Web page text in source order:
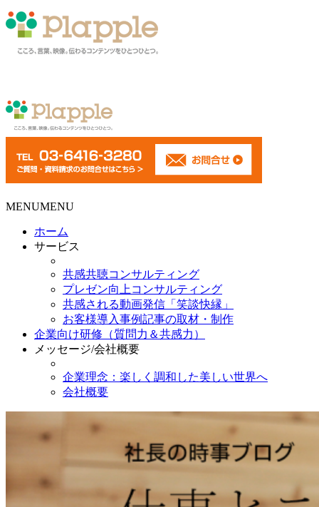
MENUMENU
ホーム
サービス
共感共聴コンサルティング
プレゼン向上コンサルティング
共感される動画発信「笑談快縁」
お客様導入事例記事の取材・制作
企業向け研修（質問力＆共感力）
メッセージ/会社概要
企業理念：楽しく調和した美しい世界へ
会社概要